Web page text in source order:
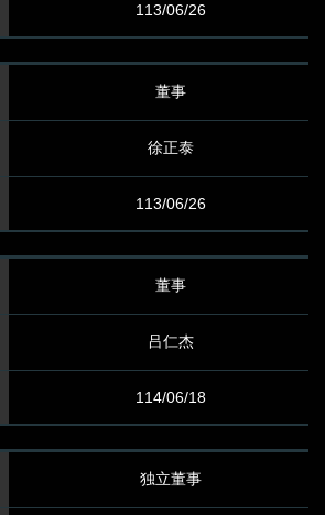
内部稽核
公司治理重要制度
企业社会责任
重大讯息及
重大讯息及公开信息查询
113/06/26
董事
徐正泰
113/06/26
董事
吕仁杰
114/06/18
独立董事